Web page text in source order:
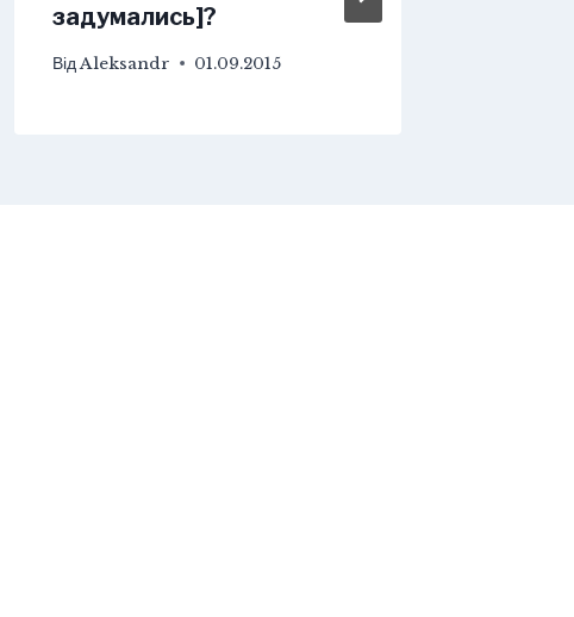
задумались]?
Від Aleksandr 01.09.2015